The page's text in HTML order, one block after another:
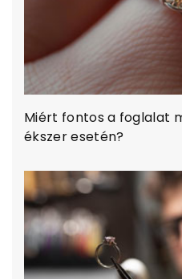
Miért fontos a foglalat
ékszer esetén?